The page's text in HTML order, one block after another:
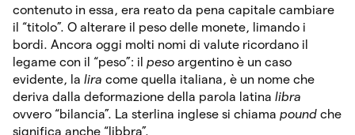
contenuto in essa, era reato da pena capitale cambiare
il “titolo”. O alterare il peso delle monete, limando i
bordi. Ancora oggi molti nomi di valute ricordano il
legame con il “peso”: il peso argentino è un caso
evidente, la lira come quella italiana, è un nome che
deriva dalla deformazione della parola latina libra
ovvero “bilancia”. La sterlina inglese si chiama pound che
significa anche “libbra”.